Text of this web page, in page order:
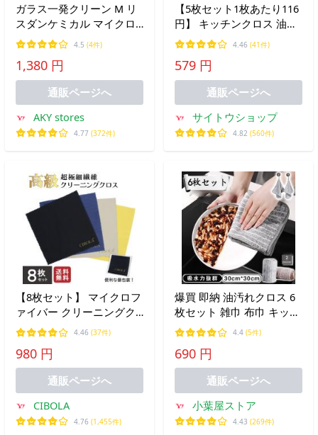
ガラス一発クリーン M リ
スダンケミカル マイクロ
ファイバー クロス タオル
車 内窓 洗車 業務用 汚れ
車内 ダスター ピンク car
(ガラス一発 ピンク M 2)
4.5 (4件)
1,380 円
通販ページへ
AKY stores
4.77 (372件)
【5枚セット1枚あたり116
円】 キッチンクロス 油汚
れクロス レンジ ふきん マ
イクロファイバー タオル
台拭き コンロ 食器 汚れ
掃除 キッチン用品 2色
4.46 (41件)
579 円
通販ページへ
サイトウショップ
4.82 (560件)
【8枚セット】 マイクロフ
ァイバー クリーニングク
ロス 液晶画面 テレビ カメ
ラ レンズ ガラス iPhone
タブレット 携帯電話 指紋
拭き メガネ拭き
4.46 (37件)
980 円
通販ページへ
CIBOLA
4.76 (1,455件)
爆買 即納 油汚れクロス 6
枚セット 雑巾 布巾 キッチ
ンクロス 台ふき レンジ 油
汚れ ふきん マイクロファ
イバー クロス タオル コン
ロ ガスレンジ 掃除
4.4 (5件)
690 円
通販ページへ
小葉屋ストア
4.43 (269件)